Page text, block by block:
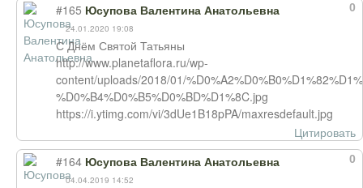
0
#165 Юсупова Валентина Анатольевна
24.01.2020 19:08
С Днём Святой Татьяны
http://www.planetaflora.ru/wp-
content/uploads/2018/01/
%D0%B4%D0%B5%D0%BD%D1%8C.jpg
https://i.ytimg.com/vi/3dUe1B18pPA/maxresdefault.jpg
Цитировать
0
#164 Юсупова Валентина Анатольевна
04.04.2019 14:52